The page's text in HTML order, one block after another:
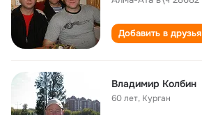
Добавить в друзья
Владимир Колбин
60 лет, Курган